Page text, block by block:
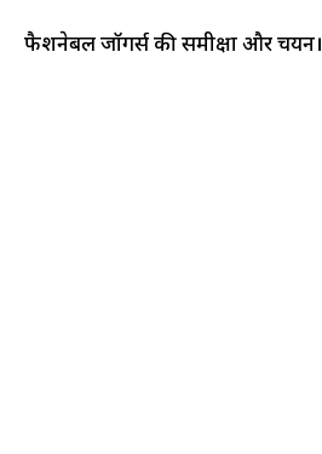
फैशनेबल जॉगर्स की समीक्षा और चयन।